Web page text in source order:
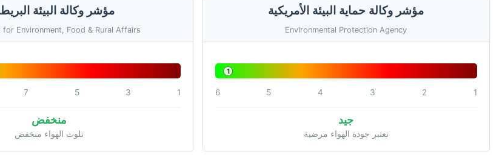
مؤشر وكالة حماية البيئة الأمريكية
Environmental Protection Agency
1
1
2
3
4
5
6
جيد
تعتبر جودة الهواء مرضية
مؤشر وكالة البيئة
for Environment, Food & Rural Affairs
1
3
5
7
منخفض
تلوث الهواء منخفض